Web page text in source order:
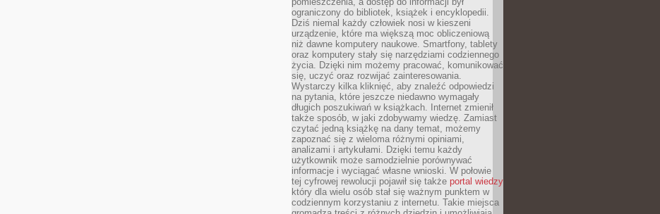
ograniczony do bibliotek, książek i encyklopedii.
Dziś niemal każdy człowiek nosi w kieszeni
urządzenie, które ma większą moc obliczeniową
niż dawne komputery naukowe. Smartfony, tablety
oraz komputery stały się narzędziami codziennego
życia. Dzięki nim możemy pracować, komunikować
się, uczyć oraz rozwijać zainteresowania.
Wystarczy kilka kliknięć, aby znaleźć odpowiedzi
na pytania, które jeszcze niedawno wymagały
długich poszukiwań w książkach. Internet zmienił
także sposób, w jaki zdobywamy wiedzę. Zamiast
czytać jedną książkę na dany temat, możemy
zapoznać się z wieloma różnymi opiniami,
analizami i artykułami. Dzięki temu każdy
użytkownik może samodzielnie porównywać
informacje i wyciągać własne wnioski. W połowie
tej cyfrowej rewolucji pojawił się także portal wiedzy
który dla wielu osób stał się ważnym punktem w
codziennym korzystaniu z internetu. Takie miejsca